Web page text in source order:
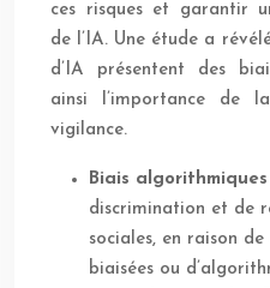
ces risques et garantir
de l’IA. Une étude a
d’IA présentent des
ainsi l’importance de
vigilance.
Biais algorithmiques
discrimination et de
sociales, en raison
biaisées ou